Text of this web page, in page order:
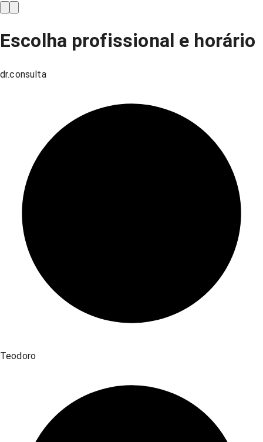
Escolha profissional e horário
dr.consulta
Teodoro